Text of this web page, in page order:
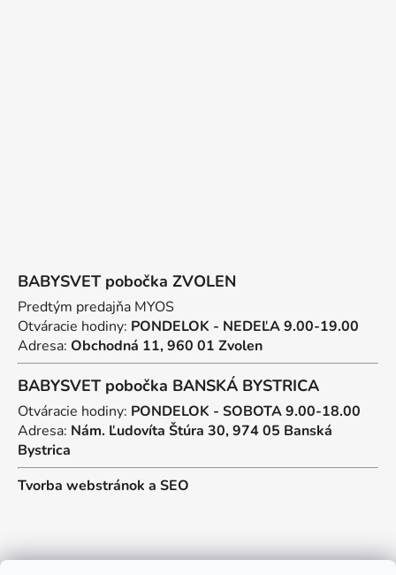
BABYSVET pobočka ZVOLEN
Predtým predajňa MYOS
Otváracie hodiny: PONDELOK - NEDEĽA 9.00-19.00
Adresa: Obchodná 11, 960 01 Zvolen
BABYSVET pobočka BANSKÁ BYSTRICA
Otváracie hodiny: PONDELOK - SOBOTA 9.00-18.00
Adresa: Nám. Ľudovíta Štúra 30, 974 05 Banská
Bystrica
Tvorba webstránok a SEO